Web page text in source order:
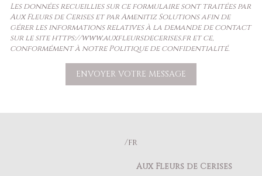
Les données recueillies sur ce formulaire sont traitées par
Aux Fleurs de Cerises et par Amenitiz Solutions afin de
gérer les informations relatives à la demande de contact
sur le site https://www.auxfleursdecerises.fr et ce,
conformément à notre Politique de confidentialité.
/fr
Aux Fleurs de Cerises